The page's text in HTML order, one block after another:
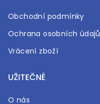
Obchodní podmínky
Ochrana osobních údajů
Vrácení zboží
UŽITEČNÉ
O nás